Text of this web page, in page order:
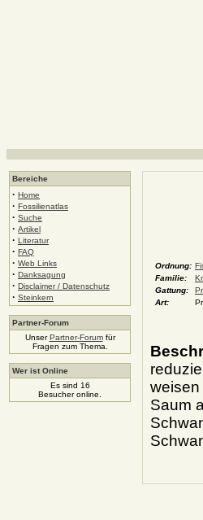
Bereiche
· Home
· Fossilienatlas
· Suche
· Artikel
· Literatur
· FAQ
· Web Links
· Danksagung
· Disclaimer / Datenschutz
· Steinkern
Partner-Forum
UnserPartner-Forumfür
Fragen zum Thema.
Wer ist Online
Es sind 16
Besucher online.
Ordnung:
Familie:
Gattung:
Art:
weisen
Saum